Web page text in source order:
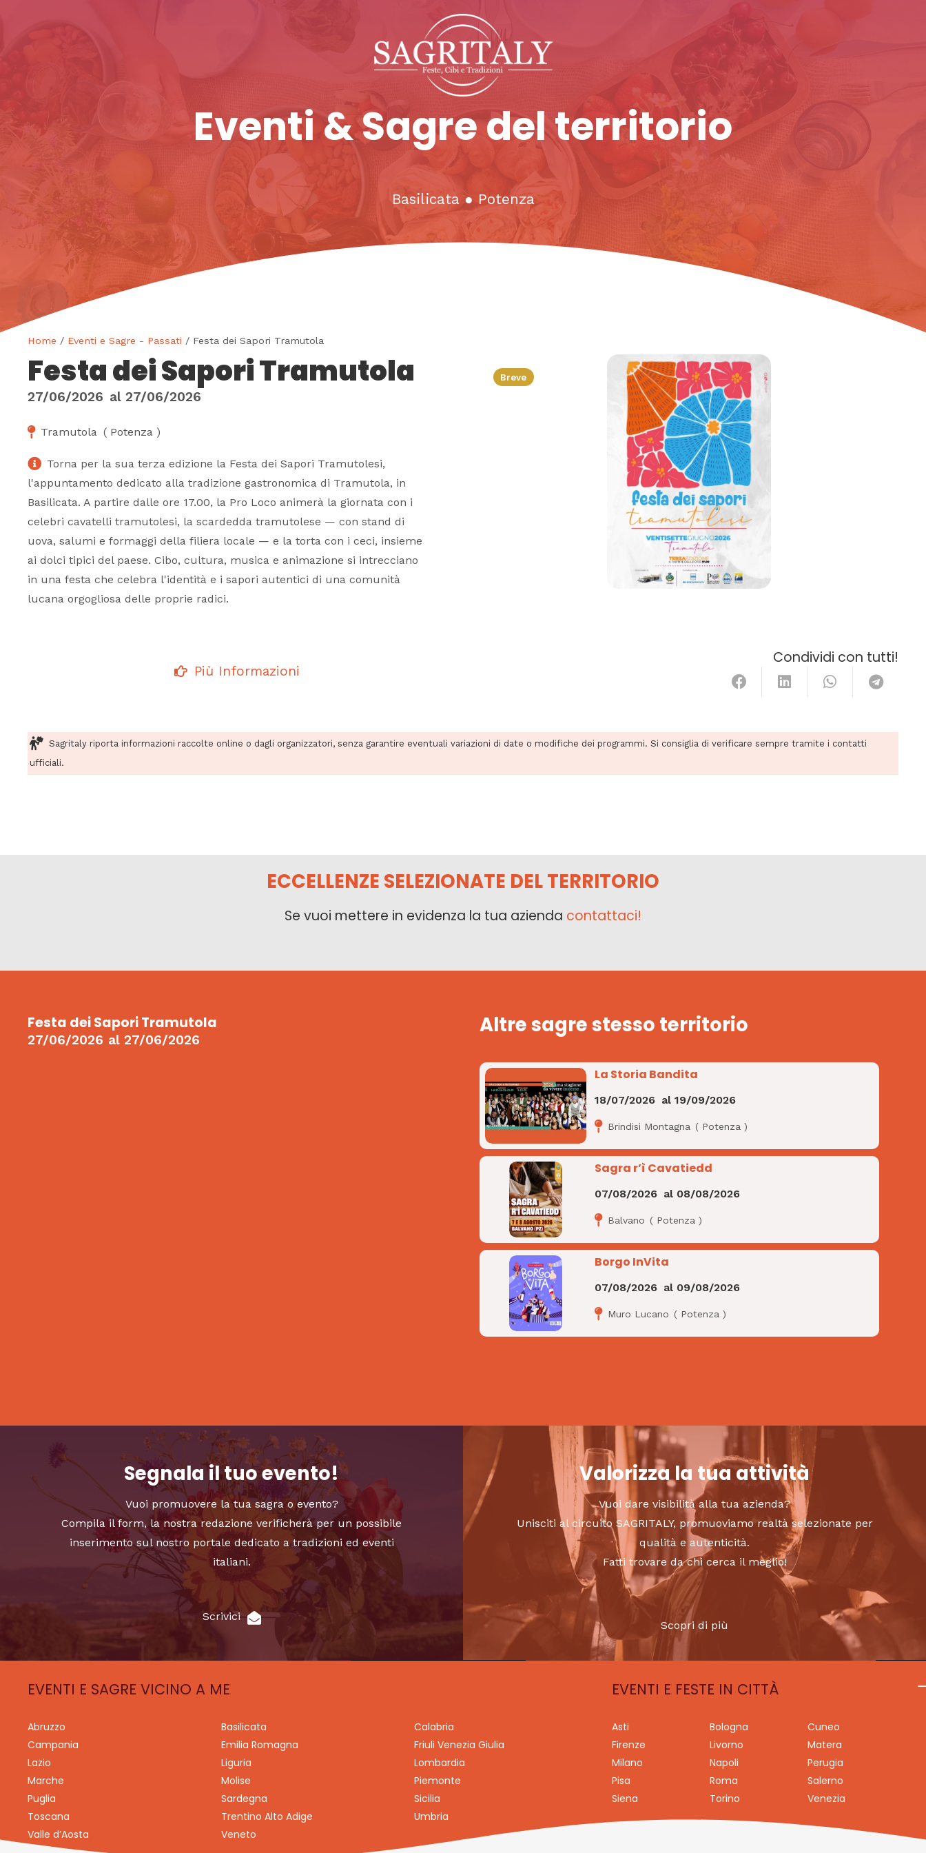
Eventi & Sagre del territorio
Basilicata ● Potenza
Home / Eventi e Sagre - Passati / Festa dei Sapori Tramutola
Festa dei Sapori Tramutola
27/06/2026 al 27/06/2026
Tramutola ( Potenza )
Torna per la sua terza edizione la Festa dei Sapori Tramutolesi,
l'appuntamento dedicato alla tradizione gastronomica di Tramutola, in
Basilicata. A partire dalle ore 17.00, la Pro Loco animerà la giornata con i
celebri cavatelli tramutolesi, la scardedda tramutolese — con stand di
uova, salumi e formaggi della filiera locale — e la torta con i ceci, insieme
ai dolci tipici del paese. Cibo, cultura, musica e animazione si intrecciano
in una festa che celebra l'identità e i sapori autentici di una comunità
lucana orgogliosa delle proprie radici.
Breve
Più Informazioni
Condividi con tutti!
Sagritaly riporta informazioni raccolte online o dagli organizzatori, senza garantire eventuali variazioni di date o modifiche dei programmi. Si consiglia di verificare sempre tramite i contatti
ufficiali.
ECCELLENZE SELEZIONATE DEL TERRITORIO
Se vuoi mettere in evidenza la tua azienda contattaci!
Festa dei Sapori Tramutola
27/06/2026 al 27/06/2026
Altre sagre stesso territorio
La Storia Bandita
18/07/2026 al19/09/2026
Brindisi Montagna ( Potenza )
Sagra r’ì Cavatiedd
07/08/2026 al 08/08/2026
Balvano ( Potenza )
Borgo InVita
07/08/2026 al 09/08/2026
Muro Lucano ( Potenza )
Segnala il tuo evento!
Vuoi promuovere la tua sagra o evento?
Compila il form, la nostra redazione verificherà per un possibile
inserimento sul nostro portale dedicato a tradizioni ed eventi
italiani.
Scrivici
Valorizza la tua attività
Vuoi dare visibilità alla tua azienda?
Unisciti al circuito SAGRITALY, promuoviamo realtà selezionate per
qualità e autenticità.
Fatti trovare da chi cerca il meglio!
Scopri di più
EVENTI E SAGRE VICINO A ME
Abruzzo Basilicata
Calabria
Campania
Emilia Romagna
Friuli Venezia Giulia
Lazio
Liguria
Lombardia
Marche
Molise
Piemonte
Puglia
Sardegna
Sicilia
Toscana
Trentino Alto Adige
Umbria
Valle d’Aosta
Veneto
EVENTI E FESTE IN CITTÀ
Asti Bologna
Cuneo
Firenze
Livorno
Matera
Milano
Napoli
Perugia
Pisa
Roma
Salerno
Siena
Torino Venezia